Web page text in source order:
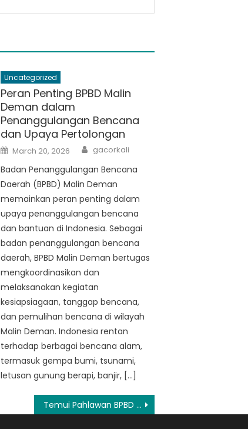
Uncategorized
Peran Penting BPBD Malin
Deman dalam
Penanggulangan Bencana
dan Upaya Pertolongan
Posted
on
March 20, 2026 Author
gacorkali
Badan Penanggulangan Bencana
Daerah (BPBD) Malin Deman
memainkan peran penting dalam
upaya penanggulangan bencana
dan bantuan di Indonesia. Sebagai
badan penanggulangan bencana
daerah, BPBD Malin Deman bertugas
mengkoordinasikan dan
melaksanakan kegiatan
kesiapsiagaan, tanggap bencana,
dan pemulihan bencana di wilayah
Malin Deman. Indonesia rentan
terhadap berbagai bencana alam,
termasuk gempa bumi, tsunami,
letusan gunung berapi, banjir, […]
Temui Pahlawan BPBD Malin Deman: Menjaga Nyawa dan Harta Benda